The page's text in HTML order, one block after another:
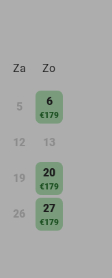
Za Zo
5 6
€179
12 13
19 20
€179
26 27
€179